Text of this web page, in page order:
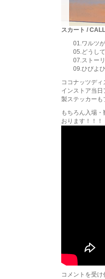
スカート /
01.ワルツが
05.どうして
07.ストーリ
09.ひびよひ
ココナッツデ
インストア当
製ステッカーも
もちろん入場
おります！！！
ス
コメントを受